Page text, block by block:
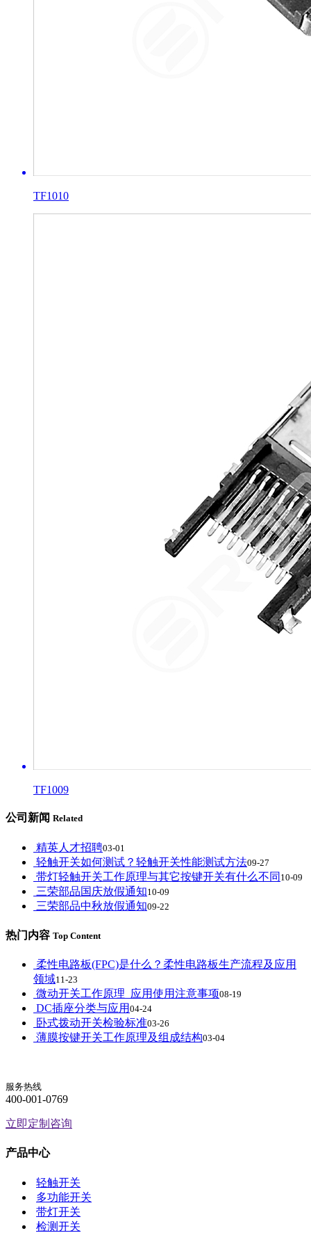
TF1010
TF1009
公司新闻 Related
精英人才招聘03-01
轻触开关如何测试？轻触开关性能测试方法09-27
带灯轻触开关工作原理与其它按键开关有什么不同 10-09
三荣部品国庆放假通知10-09
三荣部品中秋放假通知09-22
热门内容 Top Content
柔性电路板(FPC)是什么？柔性电路板生产流程及应用
领域11-23
微动开关工作原理_应用使用注意事项08-19
DC插座分类与应用 04-24
卧式拨动开关检验标准03-26
薄膜按键开关工作原理及组成结构03-04
服务热线
400-001-0769
立即定制咨询
产品中心
轻触开关
多功能开关
带灯开关
检测开关